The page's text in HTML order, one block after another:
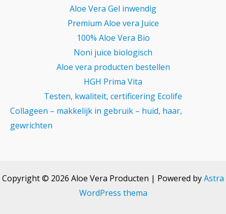
Aloe Vera Gel inwendig
Premium Aloe vera Juice
100% Aloe Vera Bio
Noni juice biologisch
Aloe vera producten bestellen
HGH Prima Vita
Testen, kwaliteit, certificering Ecolife
Collageen – makkelijk in gebruik – huid, haar,
gewrichten
Copyright © 2026 Aloe Vera Producten | Powered byAstra
WordPress thema